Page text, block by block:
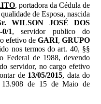
, portadora da Cédula de
de Esposa, nascida
WILSON JOSÉ DOS
0/1, servidor publico do
efetivo de GARI, GRUPO
nos termos do art. 40, §§
Federal de 1988, devendo
servidor, no cargo efetivo
de 13/05/2015, data do
13.908 de 15 de Maio de